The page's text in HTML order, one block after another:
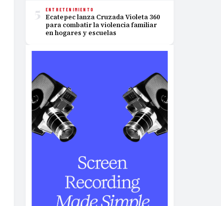
5 ENTRETENIMIENTO
Ecatepec lanza Cruzada Violeta 360
para combatir la violencia familiar
en hogares y escuelas